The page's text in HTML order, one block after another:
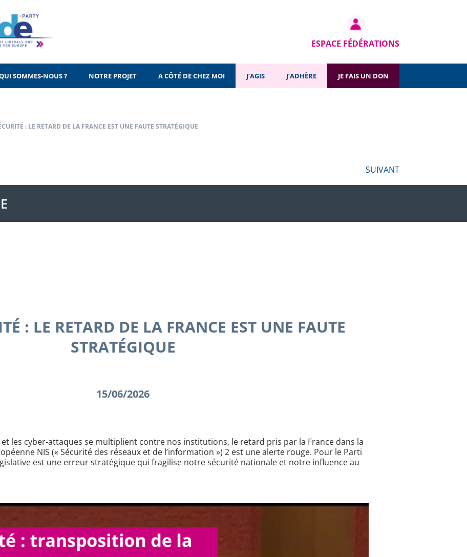
ESPACE FÉDÉRATIONS
SOMMES-NOUS ? NOTRE PROJET A CÔTÉ DE CHEZ MOI J’AGIS J’ADHÈRE JE FAIS UN DON
: LE RETARD DE LA FRANCE EST UNE FAUTE STRATÉGIQUE
SUIVANT
: LE RETARD DE LA FRANCE EST UNE FAUTE
STRATÉGIQUE
15/06/2026
les cyber-attaques se multiplient contre nos institutions, le retard pris par la France dans la
NIS (« Sécurité des réseaux et de l’information ») 2 est une alerte rouge. Pour le Parti
est une erreur stratégique qui fragilise notre sécurité nationale et notre influence au